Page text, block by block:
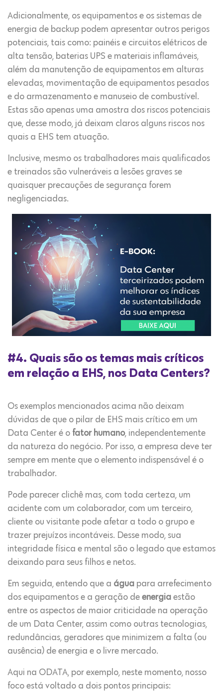
Adicionalmente, os equipamentos e os sistemas de
energia de backup podem apresentar outros perigos
potenciais, tais como: painéis e circuitos elétricos de
alta tensão, baterias UPS e materiais inflamáveis,
além da manutenção de equipamentos em alturas
elevadas, movimentação de equipamentos pesados ​
e do armazenamento e manuseio de combustível.
Estas são apenas uma amostra dos riscos potenciais
que, desse modo, já deixam claros alguns riscos nos
quais a EHS tem atuação.
Inclusive, mesmo os trabalhadores mais qualificados
e treinados são vulneráveis ​​a lesões graves se
quaisquer precauções de segurança forem
negligenciadas.
#4. Quais são os temas mais críticos
em relação a EHS, nos Data Centers?
Os exemplos mencionados acima não deixam
dúvidas de que o pilar de EHS mais crítico em um
Data Center é o fator humano, independentemente
da natureza do negócio. Por isso, a empresa deve ter
sempre em mente que o elemento indispensável é o
trabalhador.
Pode parecer clichê mas, com toda certeza, um
acidente com um colaborador, com um terceiro,
cliente ou visitante pode afetar a todo o grupo e
trazer prejuízos incontáveis. Desse modo, sua
integridade física e mental são o legado que estamos
deixando para seus filhos e netos.
Em seguida, entendo que a água para arrefecimento
dos equipamentos e a geração de energia estão
entre os aspectos de maior criticidade na operação
de um Data Center, assim como outras tecnologias,
redundâncias, geradores que minimizem a falta (ou
ausência) de energia e o livre mercado.
Aqui na ODATA, por exemplo, neste momento, nosso
foco está voltado a dois pontos principais: